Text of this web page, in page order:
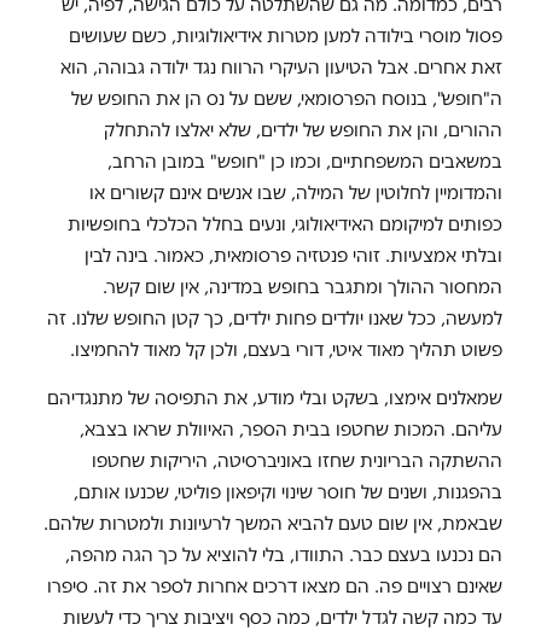
פסול מוסרי בילודה למען מטרות אידיאולוגיות, כשם שעושים
זאת אחרים. אבל הטיעון העיקרי הרווח נגד ילודה גבוהה, הוא
ה"חופש", בנוסח הפרסומאי, ששם על נס הן את החופש של
ההורים, והן את החופש של ילדים, שלא יאלצו להתחלק
במשאבים המשפחתיים, וכמו כן "חופש" במובן הרחב,
והמדומיין לחלוטין של המילה, שבו אנשים אינם קשורים או
כפותים למיקומם האידיאולוגי, ונעים בחלל הכלכלי בחופשיות
ובלתי אמצעיות. זוהי פנטזיה פרסומאית, כאמור. בינה לבין
המחסור ההולך ומתגבר בחופש במדינה, אין שום קשר.
למעשה, ככל שאנו יולדים פחות ילדים, כך קטן החופש שלנו. זה
פשוט תהליך מאוד איטי, דורי בעצם, ולכן קל מאוד להחמיצו.
שמאלנים אימצו, בשקט ובלי מודע, את התפיסה של מתנגדיהם
עליהם. המכות שחטפו בבית הספר, האיוולת שראו בצבא,
ההשתקה הבריונית שחזו באוניברסיטה, היריקות שחטפו
בהפגנות, ושנים של חוסר שינוי וקיפאון פוליטי, שכנעו אותם,
שבאמת, אין שום טעם להביא המשך לרעיונות ולמטרות שלהם.
הם נכנעו בעצם כבר. התוודו, בלי להוציא על כך הגה מהפה,
שאינם רצויים פה. הם מצאו דרכים אחרות לספר את זה. סיפרו
עד כמה קשה לגדל ילדים, כמה כסף ויציבות צריך כדי לעשות